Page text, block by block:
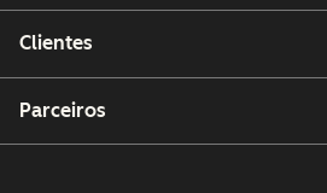
Clientes
Parceiros